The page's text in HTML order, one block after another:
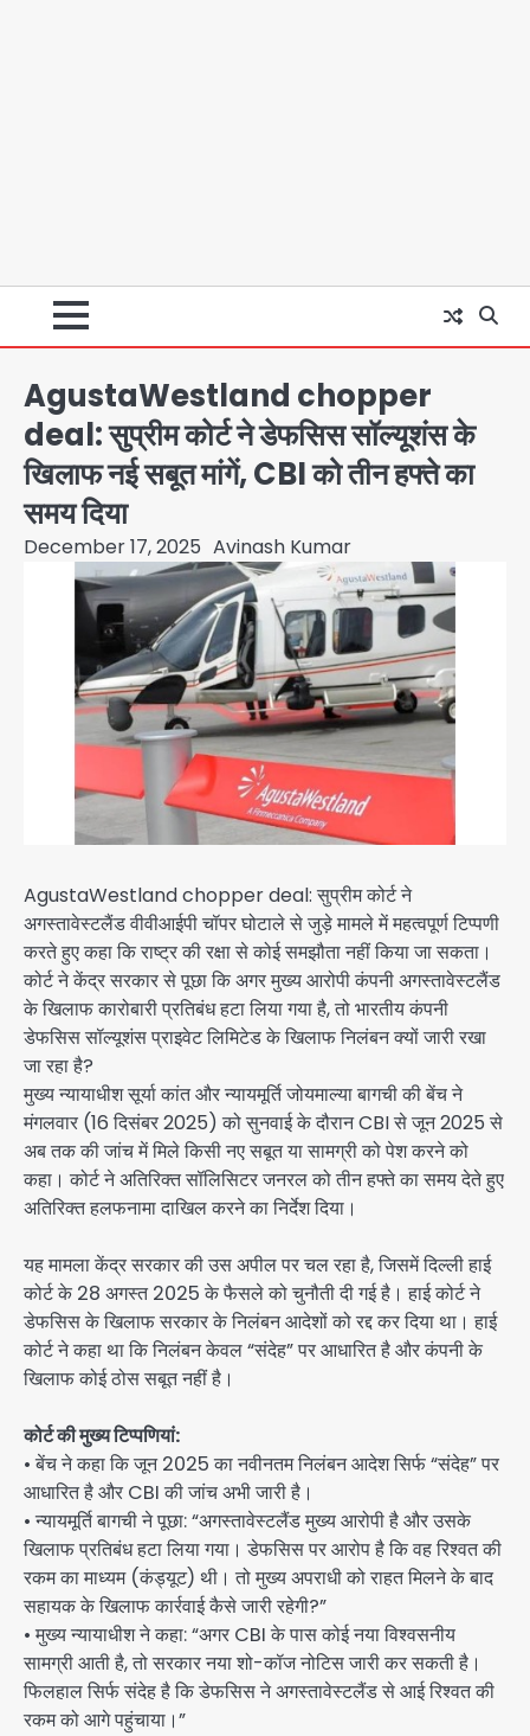
AgustaWestland chopper
deal: सुप्रीम कोर्ट ने डेफसिस सॉल्यूशंस के
खिलाफ नई सबूत मांगें, CBI को तीन हफ्ते का
समय दिया
December 17, 2025 Avinash Kumar
AgustaWestland chopper deal: सुप्रीम कोर्ट ने
अगस्तावेस्टलैंड वीवीआईपी चॉपर घोटाले से जुड़े मामले में महत्वपूर्ण टिप्पणी
करते हुए कहा कि राष्ट्र की रक्षा से कोई समझौता नहीं किया जा सकता।
कोर्ट ने केंद्र सरकार से पूछा कि अगर मुख्य आरोपी कंपनी अगस्तावेस्टलैंड
के खिलाफ कारोबारी प्रतिबंध हटा लिया गया है, तो भारतीय कंपनी
डेफसिस सॉल्यूशंस प्राइवेट लिमिटेड के खिलाफ निलंबन क्यों जारी रखा
जा रहा है?
मुख्य न्यायाधीश सूर्या कांत और न्यायमूर्ति जोयमाल्या बागची की बेंच ने
मंगलवार (16 दिसंबर 2025) को सुनवाई के दौरान CBI से जून 2025 से
अब तक की जांच में मिले किसी नए सबूत या सामग्री को पेश करने को
कहा। कोर्ट ने अतिरिक्त सॉलिसिटर जनरल को तीन हफ्ते का समय देते हुए
अतिरिक्त हलफनामा दाखिल करने का निर्देश दिया।
यह मामला केंद्र सरकार की उस अपील पर चल रहा है, जिसमें दिल्ली हाई
कोर्ट के 28 अगस्त 2025 के फैसले को चुनौती दी गई है। हाई कोर्ट ने
डेफसिस के खिलाफ सरकार के निलंबन आदेशों को रद्द कर दिया था। हाई
कोर्ट ने कहा था कि निलंबन केवल “संदेह” पर आधारित है और कंपनी के
खिलाफ कोई ठोस सबूत नहीं है।
कोर्ट की मुख्य टिप्पणियां:
• बेंच ने कहा कि जून 2025 का नवीनतम निलंबन आदेश सिर्फ “संदेह” पर
आधारित है और CBI की जांच अभी जारी है।
• न्यायमूर्ति बागची ने पूछा: “अगस्तावेस्टलैंड मुख्य आरोपी है और उसके
खिलाफ प्रतिबंध हटा लिया गया। डेफसिस पर आरोप है कि वह रिश्वत की
रकम का माध्यम (कंड्यूट) थी। तो मुख्य अपराधी को राहत मिलने के बाद
सहायक के खिलाफ कार्रवाई कैसे जारी रहेगी?”
• मुख्य न्यायाधीश ने कहा: “अगर CBI के पास कोई नया विश्वसनीय
सामग्री आती है, तो सरकार नया शो-कॉज नोटिस जारी कर सकती है।
फिलहाल सिर्फ संदेह है कि डेफसिस ने अगस्तावेस्टलैंड से आई रिश्वत की
रकम को आगे पहुंचाया।”